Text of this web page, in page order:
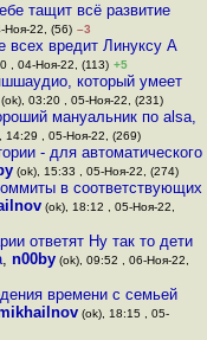
тащит всё развитие
Ноя-22, (56) –3
всех вредит Линуксу А
, 04-Ноя-22, (113) +5
который умеет
03:20 , 05-Ноя-22, (231)
мануальник по alsa,
14:29 , 05-Ноя-22, (269)
- для автоматического
(ok), 15:33 , 05-Ноя-22, (274)
в соответствующих
(ok), 18:12 , 05-Ноя-22,
ответят Ну так то дети
,n00by (ok), 09:52 , 06-Ноя-22,
времени с семьей
(ok), 18:15 , 05-